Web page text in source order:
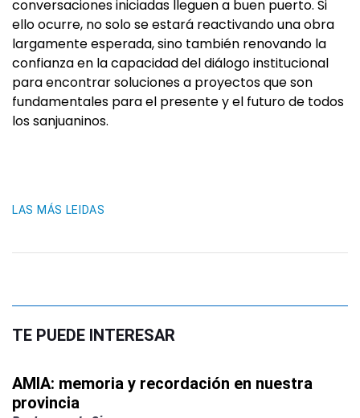
conversaciones iniciadas lleguen a buen puerto. Si
ello ocurre, no solo se estará reactivando una obra
largamente esperada, sino también renovando la
confianza en la capacidad del diálogo institucional
para encontrar soluciones a proyectos que son
fundamentales para el presente y el futuro de todos
los sanjuaninos.
LAS MÁS LEIDAS
TE PUEDE INTERESAR
AMIA: memoria y recordación en nuestra
provincia